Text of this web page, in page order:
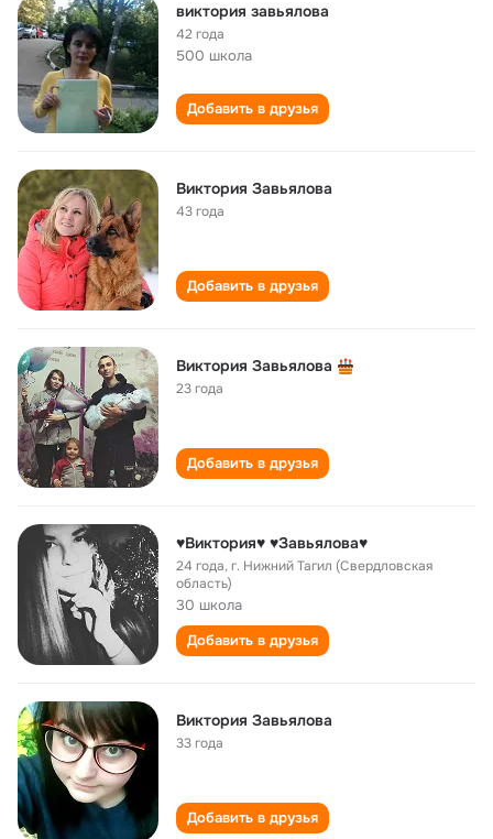
виктория завьялова
42 года
500 школа
Добавить в друзья
Виктория Завьялова
43 года
Добавить в друзья
Виктория Завьялова
23 года
Добавить в друзья
♥Виктория♥ ♥Завьялова♥
24 года,г. Нижний Тагил (Свердловская
область)
30 школа
Добавить в друзья
Виктория Завьялова
33 года
Добавить в друзья